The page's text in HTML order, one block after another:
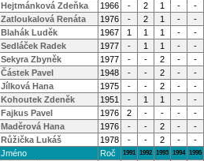
Hejtmánková Zdeňka 1966 - 2 1 -
-
Zatloukalová Renáta 1976 - 2 1 -
-
Blahák Luděk 1967 1 1 1 -
-
Sedláček Radek 1977 - 1 1 -
-
Sekyra Zbyněk 1977 - - 2 -
-
Částek Pavel 1948 - - 2 -
-
Jílková Hana 1975 - - 2 -
-
Kohoutek Zdeněk 1951 - 1 1 -
-
Fajkus Pavel 1976 2 - - -
-
Maděrová Hana 1976 - - 2 -
-
Růžička Lukáš 1978 - - 2 -
-
Jméno Roč 1991 1992 1993 1994 1995